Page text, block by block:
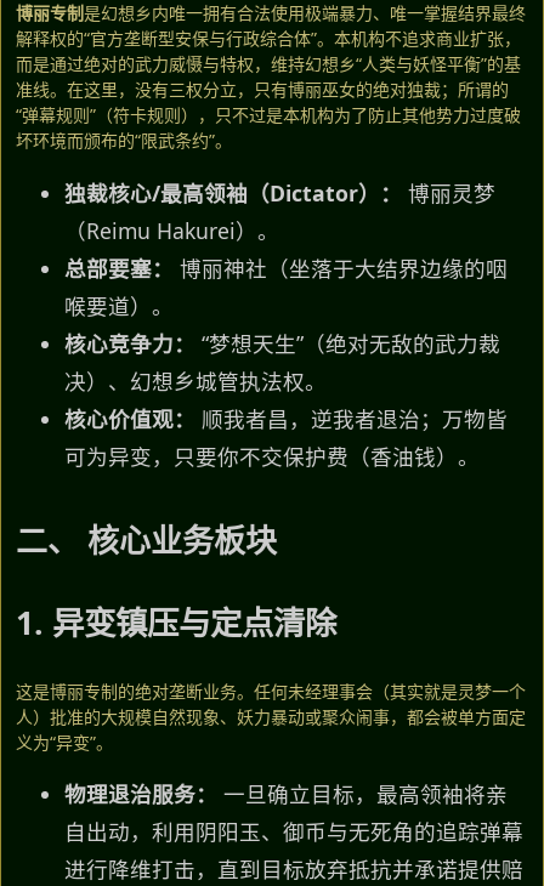
博丽专制是幻想乡内唯一拥有合法使用极端暴力、唯一掌握结界最终
解释权的“官方垄断型安保与行政综合体”。本机构不追求商业扩张，
而是通过绝对的武力威慑与特权，维持幻想乡“人类与妖怪平衡”的基
准线。在这里，没有三权分立，只有博丽巫女的绝对独裁；所谓的
“弹幕规则”（符卡规则），只不过是本机构为了防止其他势力过度破
坏环境而颁布的“限武条约”。
独裁核心/最高领袖（Dictator）：
博丽灵梦
（Reimu Hakurei）。
总部要塞：
博丽神社（坐落于大结界边缘的咽
喉要道）。
核心竞争力：
“梦想天生”（绝对无敌的武力裁
决）、幻想乡城管执法权。
核心价值观：
顺我者昌，逆我者退治；万物皆
可为异变，只要你不交保护费（香油钱）。
二、 核心业务板块
1. 异变镇压与定点清除
这是博丽专制的绝对垄断业务。任何未经理事会（其实就是灵梦一个
人）批准的大规模自然现象、妖力暴动或聚众闹事，都会被单方面定
义为“异变”。
物理退治服务：
一旦确立目标，最高领袖将亲
自出动，利用阴阳玉、御币与无死角的追踪弹幕
进行降维打击，直到目标放弃抵抗并承诺提供赔